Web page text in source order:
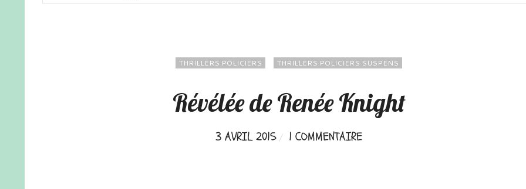
THRILLERS POLICIERS THRILLERS POLICIERS SUSPENS
Révélée de Renée Knight
3 AVRIL 2015 1 COMMENTAIRE